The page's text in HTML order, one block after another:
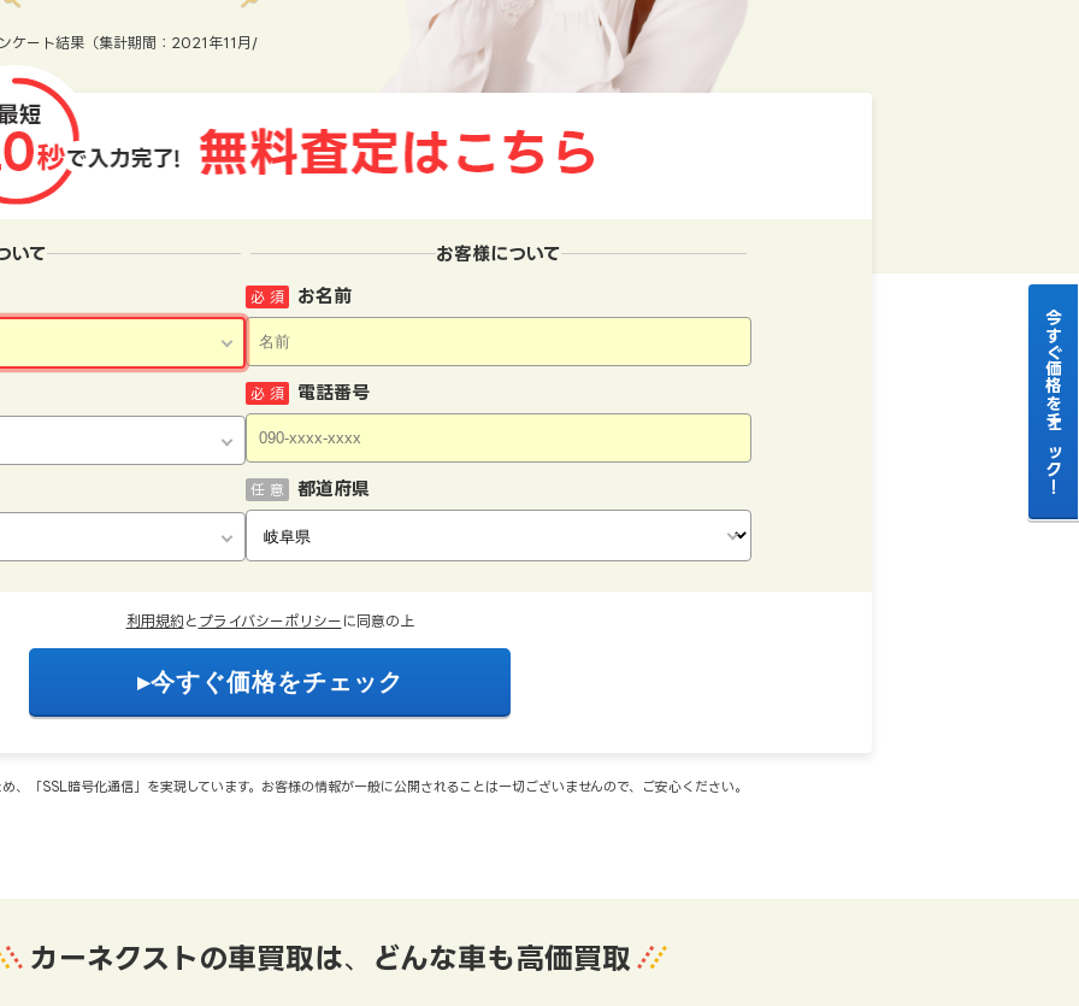
ケート結果（集計期間：2021年11月/
いて お客様について
お名前
必 須
電話番号
必 須
都道府県
任 意
利用規約 と プライバシーポリシー に同意の上
、「SSL暗号化通信」を実現しています。お客様の情報が一般に公開されることは一切ございませんので、ご安心ください。
カーネクストの車買取は、 どんな車も高価買取
今すぐ価格をチェック！